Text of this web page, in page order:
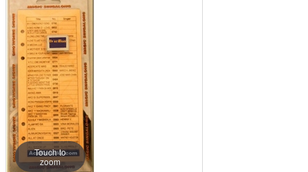
Touch to
zoom